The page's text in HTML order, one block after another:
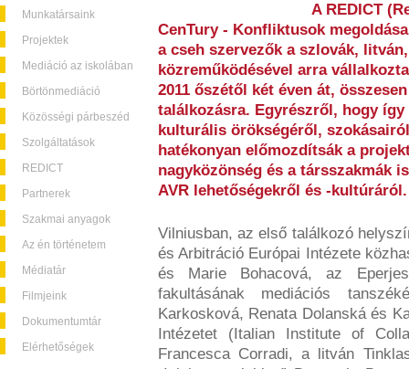
Munkatársaink
Projektek
Mediáció az iskolában
Börtönmediáció
Közösségi párbeszéd
Szolgáltatások
REDICT
Partnerek
Szakmai anyagok
Az én történetem
Médiatár
Filmjeink
Dokumentumtár
Elérhetőségek
A REDICT
CenTury - Konfliktusok
a cseh szervezők a szlovák,
közreműködésével arra
2011 őszétől két éven át,
találkozásra. Egyrészről, hogy
kulturális örökségéről,
hatékonyan előmozdítsák a
nagyközönség és a társszakmák
AVR lehetőségekről és -kultúráról.
Vilniusban, az első találkozó
és Arbitráció Európai Intézete
és Marie Bohacová, az
fakultásának mediációs
Karkosková, Renata Dolanská és
Intézetet (Italian Institute of
Francesca Corradi, a litván